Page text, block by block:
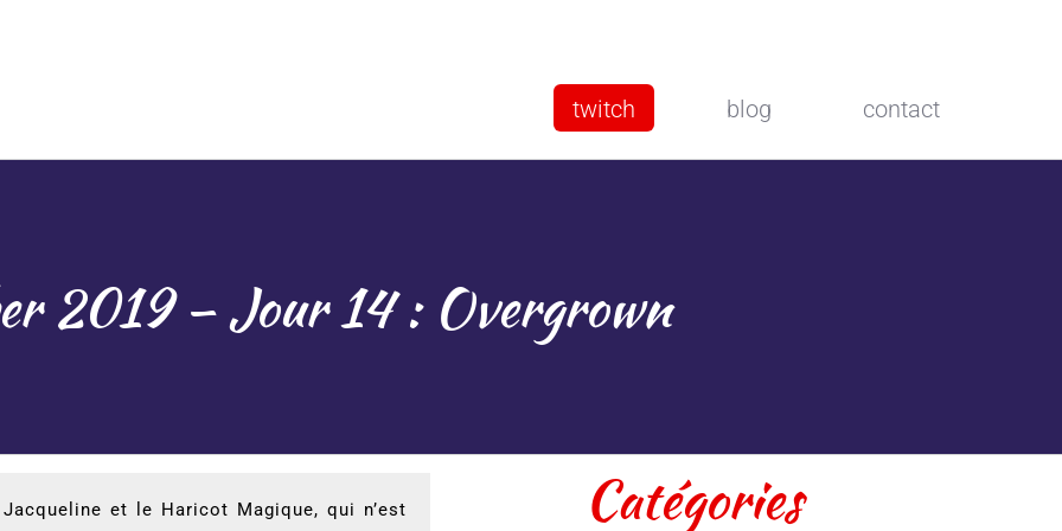
twitch blog contact
2019 – Jour 14 : Overgrown
et le Haricot Magique, qui n’est
Catégories